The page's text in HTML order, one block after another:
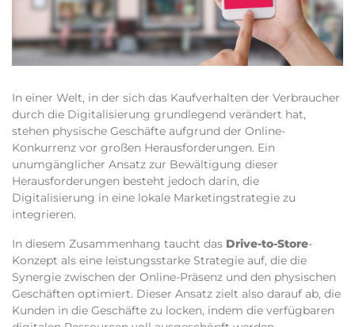
In einer Welt, in der sich das Kaufverhalten der Verbraucher
durch die Digitalisierung grundlegend verändert hat,
stehen physische Geschäfte aufgrund der Online-
Konkurrenz vor großen Herausforderungen. Ein
unumgänglicher Ansatz zur Bewältigung dieser
Herausforderungen besteht jedoch darin, die
Digitalisierung in eine lokale Marketingstrategie zu
integrieren.
In diesem Zusammenhang taucht das Drive-to-Store-
Konzept als eine leistungsstarke Strategie auf, die die
Synergie zwischen der Online-Präsenz und den physischen
Geschäften optimiert. Dieser Ansatz zielt also darauf ab, die
Kunden in die Geschäfte zu locken, indem die verfügbaren